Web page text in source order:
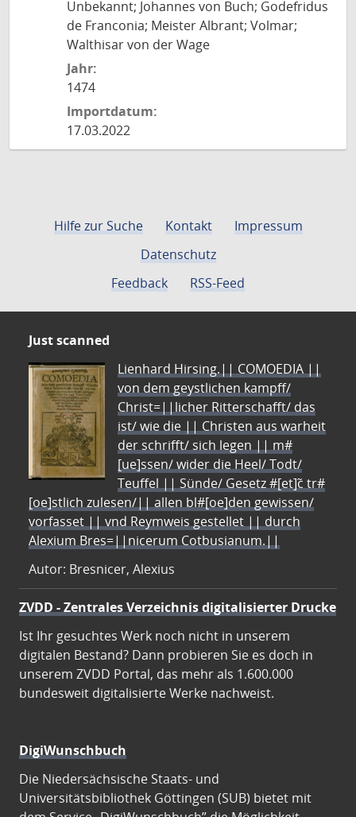
Unbekannt; Johannes von Buch; Godefridus
de Franconia; Meister Albrant; Volmar;
Walthisar von der Wage
Jahr:
1474
Importdatum:
17.03.2022
Hilfe zur Suche Kontakt
Impressum
Datenschutz
Feedback
RSS-Feed
Just scanned
Lienhard Hirsing.|| COMOEDIA ||
von dem geystlichen kampff/
Christ=||licher Ritterschafft/ das
ist/ wie die || Christen aus warheit
der schrifft/ sich legen || m#
[ue]ssen/ wider die Heel/ Todt/
Teuffel || Sünde/ Gesetz #[et]c̃ tr#
[oe]stlich zulesen/|| allen bl#[oe]den gewissen/
vorfasset || vnd Reymweis gestellet || durch
Alexium Bres=||nicerum Cotbusianum.||
Autor: Bresnicer, Alexius
ZVDD - Zentrales Verzeichnis digitalisierter Drucke
Ist Ihr gesuchtes Werk noch nicht in unserem
digitalen Bestand? Dann probieren Sie es doch in
unserem ZVDD Portal, das mehr als 1.600.000
bundesweit digitalisierte Werke nachweist.
DigiWunschbuch
Die Niedersächsische Staats- und
Universitätsbibliothek Göttingen (SUB) bietet mit